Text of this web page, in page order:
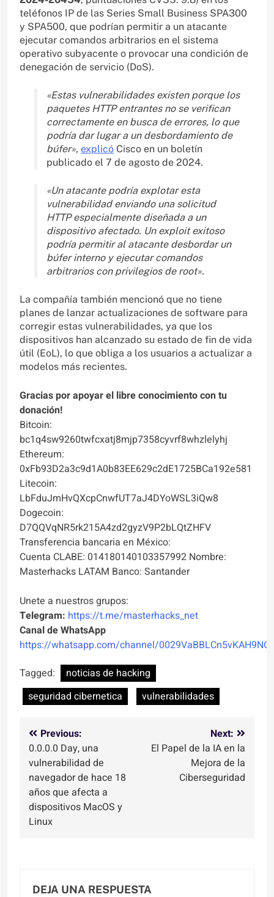
teléfonos IP de las Series Small Business SPA300
y SPA500, que podrían permitir a un atacante
ejecutar comandos arbitrarios en el sistema
operativo subyacente o provocar una condición de
denegación de servicio (DoS).
«Estas vulnerabilidades existen porque los
paquetes HTTP entrantes no se verifican
correctamente en busca de errores, lo que
podría dar lugar a un desbordamiento de
búfer», explicó Cisco en un boletín
publicado el 7 de agosto de 2024.
«Un atacante podría explotar esta
vulnerabilidad enviando una solicitud
HTTP especialmente diseñada a un
dispositivo afectado. Un exploit exitoso
podría permitir al atacante desbordar un
búfer interno y ejecutar comandos
arbitrarios con privilegios de root».
La compañía también mencionó que no tiene
planes de lanzar actualizaciones de software para
corregir estas vulnerabilidades, ya que los
dispositivos han alcanzado su estado de fin de vida
útil (EoL), lo que obliga a los usuarios a actualizar a
modelos más recientes.
Gracias por apoyar el libre conocimiento con tu
donación!
Bitcoin:
bc1q4sw9260twfcxatj8mjp7358cyvrf8whzlelyhj
Ethereum:
0xFb93D2a3c9d1A0b83EE629c2dE1725BCa192e581
Litecoin:
LbFduJmHvQXcpCnwfUT7aJ4DYoWSL3iQw8
Dogecoin:
D7QQVqNR5rk215A4zd2gyzV9P2bLQtZHFV
Transferencia bancaria en México:
Cuenta CLABE: 014180140103357992 Nombre:
Masterhacks LATAM Banco: Santander
Unete a nuestros grupos:
Telegram: https://t.me/masterhacks_net
Canal de WhatsApp
https://whatsapp.com/channel/
Tagged:
noticias de hacking
seguridad cibernetica
vulnerabilidades
Navegación
de
entradas
Previous:
0.0.0.0 Day, una
vulnerabilidad de
navegador de hace 18
años que afecta a
dispositivos MacOS y
Linux
Next:
El Papel de la IA en la
Mejora de la
Ciberseguridad
DEJA UNA RESPUESTA